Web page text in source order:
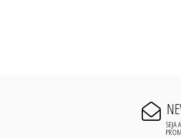
SEJA